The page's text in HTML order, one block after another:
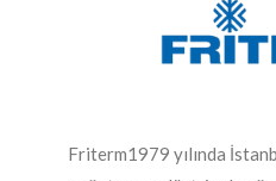
Friterm1979 yılında